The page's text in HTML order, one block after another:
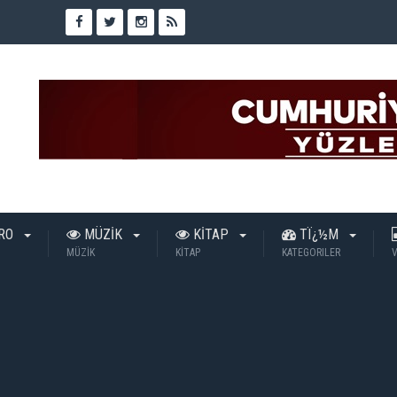
MÜZİK
MÜZİK
KİTAP
KİTAP
TÏ¿½M
KATEGORILER